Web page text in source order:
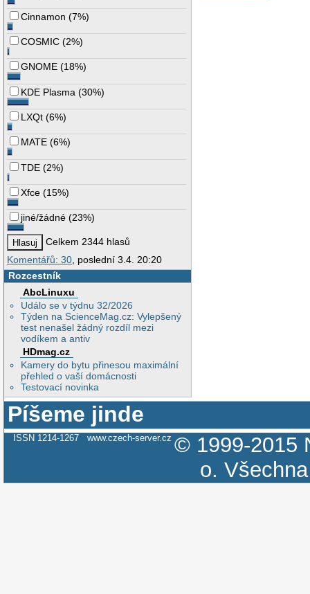
Cinnamon (7%)
COSMIC (2%)
GNOME (18%)
KDE Plasma (30%)
LXQt (6%)
MATE (6%)
TDE (2%)
Xfce (15%)
jiné/žádné (23%)
Celkem 2344 hlasů
Komentářů: 30 , poslední 3.4. 20:20
Rozcestník
AbcLinuxu
Událo se v týdnu 32/2026
Týden na ScienceMag.cz: Vylepšený
test nenašel žádný rozdíl mezi
vodíkem a antiv
HDmag.cz
Kamery do bytu přinesou maximální
přehled o vaší domácnosti
Testovací novinka
Píšeme jinde
ISSN 1214-1267 www.czech-server.cz © 1999-2015
o.